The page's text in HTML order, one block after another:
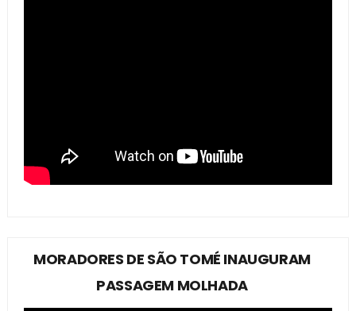
MORADORES DE SÃO TOMÉ INAUGURAM
PASSAGEM MOLHADA